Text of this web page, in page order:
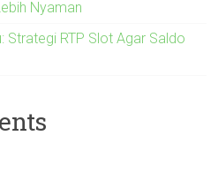
Nyaman
Strategi RTP Slot Agar Saldo